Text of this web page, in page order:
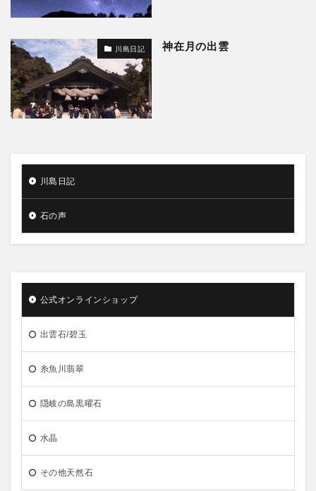
川島日記 神在月の出雲
川島日記
石の声
公式オンラインショップ
出雲石/碧玉
糸魚川翡翠
隠岐の島黒曜石
水晶
その他天然石